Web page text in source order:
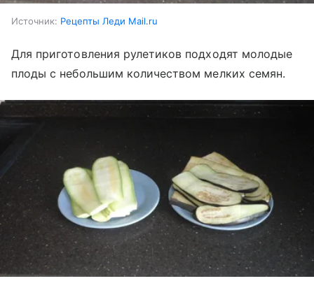
Источник: Рецепты Леди Mail.ru
Для приготовления рулетиков подходят молодые
плоды с небольшим количеством мелких семян.